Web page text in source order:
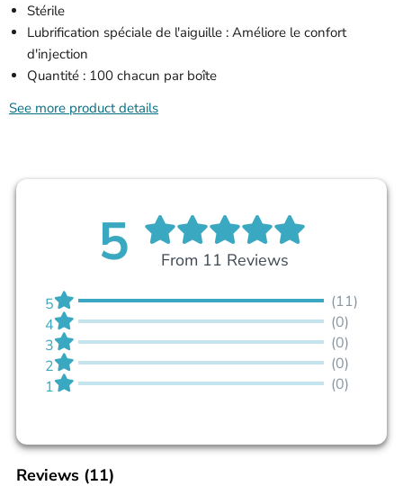
Stérile
Lubrification spéciale de l'aiguille : Améliore le confort
d'injection
Quantité : 100 chacun par boîte
See more product details
5 From 11 Reviews
5
(11)
4
(0)
3
(0)
2
(0)
1
(0)
Reviews (11)